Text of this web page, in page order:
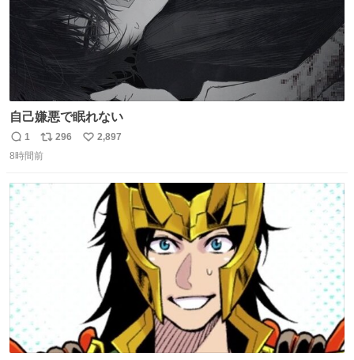
自己嫌悪で眠れない
返
信
1
リ
ポ
296
い
2,897
8時間前